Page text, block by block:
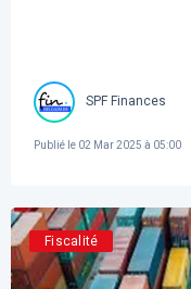
SPF Finances
Publié le 02 Mar 2025 à 05:00
Fiscalité